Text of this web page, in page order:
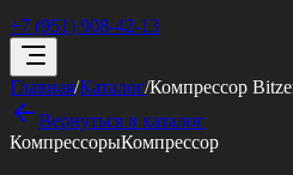
+7 (951) 908-42-13
Главная/Каталог/Компрессор
Вернуться в каталог
КомпрессорыКомпрессор